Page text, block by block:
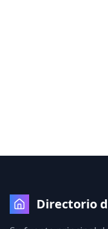
Directorio